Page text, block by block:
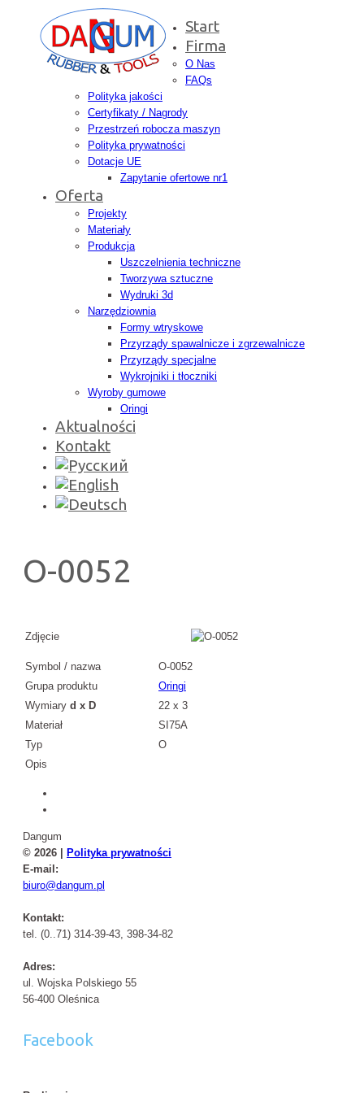
Start
Firma
O Nas
FAQs
Polityka jakości
Certyfikaty / Nagrody
Przestrzeń robocza maszyn
Polityka prywatności
Dotacje UE
Zapytanie ofertowe nr1
Oferta
Projekty
Materiały
Produkcja
Uszczelnienia techniczne
Tworzywa sztuczne
Wydruki 3d
Narzędziownia
Formy wtryskowe
Przyrządy spawalnicze i zgrzewalnicze
Przyrządy specjalne
Wykrojniki i tłoczniki
Wyroby gumowe
Oringi
Aktualności
Kontakt
O-0052
Zdjęcie
Symbol / nazwa
O-0052
Grupa produktu
Oringi
Wymiary d x D
22 x 3
Materiał
SI75A
Typ
O
Opis
Dangum
© 2026 |
Polityka prywatności
E-mail:
biuro@dangum.pl
Kontakt:
tel. (0..71) 314-39-43, 398-34-82
Adres:
ul. Wojska Polskiego 55
56-400 Oleśnica
Facebook